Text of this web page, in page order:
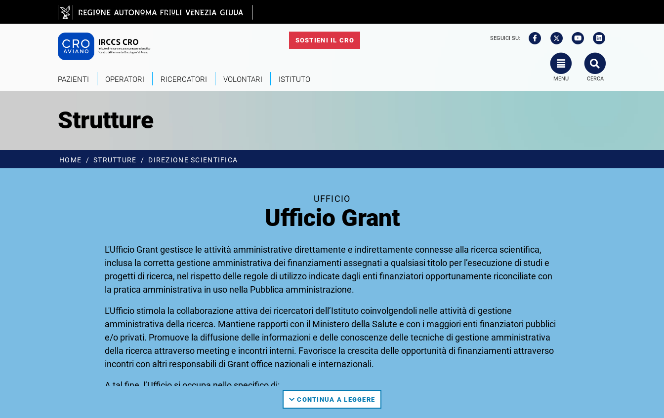
Salta al contenuto principale
SOSTIENI IL CRO SEGUICI SU:
TOGGLE NAVIGATION
MENU
SEARCH
CERCA
PAZIENTI OPERATORI RICERCATORI VOLONTARI ISTITUTO
Strutture
HOME STRUTTURE DIREZIONE SCIENTIFICA
UFFICIO
Ufficio Grant
L'Ufficio Grant gestisce le attività amministrative direttamente e indirettamente connesse alla ricerca scientifica,
inclusa la corretta gestione amministrativa dei finanziamenti assegnati a qualsiasi titolo per l’esecuzione di studi e
progetti di ricerca, nel rispetto delle regole di utilizzo indicate dagli enti finanziatori opportunamente riconciliate con
la pratica amministrativa in uso nella Pubblica amministrazione.
L'Ufficio stimola la collaborazione attiva dei ricercatori dell’Istituto coinvolgendoli nelle attività di gestione
amministrativa della ricerca. Mantiene rapporti con il Ministero della Salute e con i maggiori enti finanziatori pubblici
e/o privati. Promuove la diffusione delle informazioni e delle conoscenze delle tecniche di gestione amministrativa
della ricerca attraverso meeting e incontri interni. Favorisce la crescita delle opportunità di finanziamenti attraverso
incontri con altri responsabili di Grant office nazionali e internazionali.
A tal fine, l’Ufficio si occupa nello specifico di:
mappatura delle aree di ricerca e definizione griglia dei ricercatori;
management amministrativo della Ricerca corrente;
CONTINUA A LEGGERE